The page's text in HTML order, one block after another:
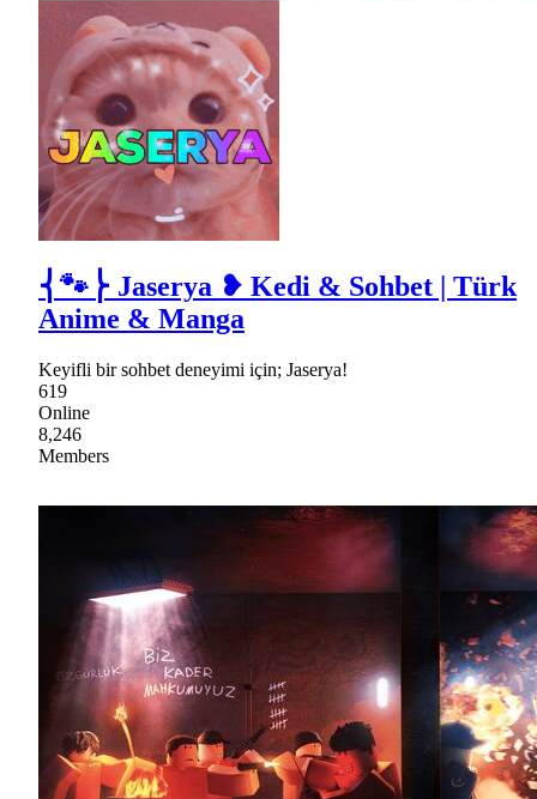
⎨🐾⎬ Jaserya ❥ Kedi & Sohbet | Türk
Anime & Manga
Keyifli bir sohbet deneyimi için; Jaserya!
619
Online
8,246
Members